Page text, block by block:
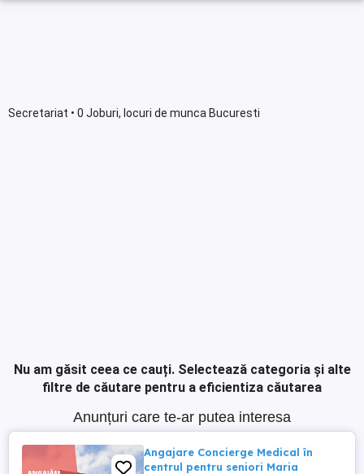
Secretariat • 0 Joburi, locuri de munca Bucuresti
Nu am găsit ceea ce cauți. Selectează categoria și alte
filtre de căutare pentru a eficientiza căutarea
Anunțuri care te-ar putea interesa
Angajare Concierge Medical în
centrul pentru seniori Maria